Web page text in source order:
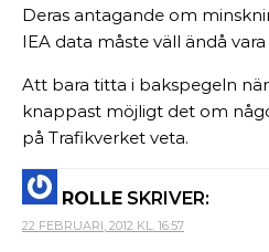
Deras antagande om
IEA data måste väll ändå
Att bara titta i bakspegeln
knappast möjligt det om
på Trafikverket veta.
ROLLE SKRIVER:
22 FEBRUARI, 2012 KL. 16:57